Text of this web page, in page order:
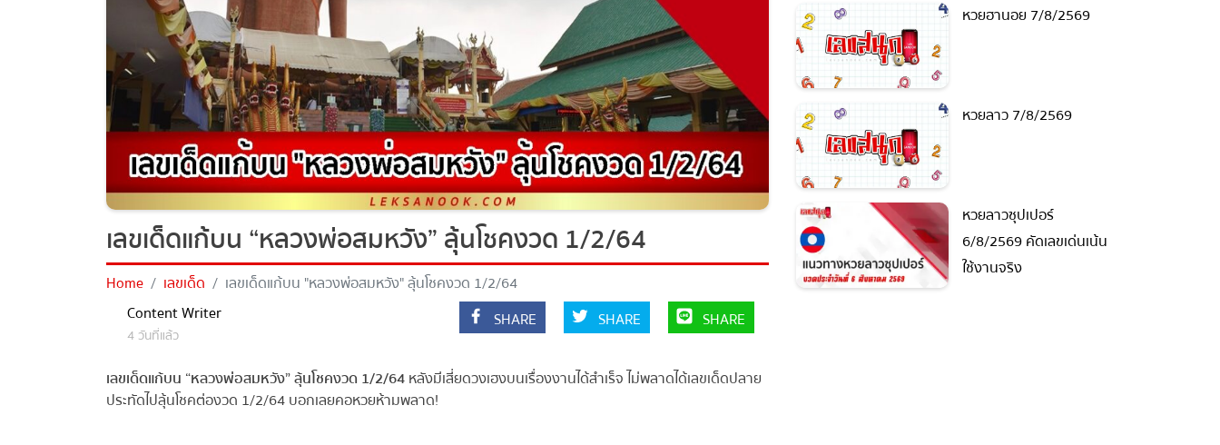
เลขเด็ดแก้บน “หลวงพ่อสมหวัง” ลุ้นโชคงวด 1/2/64
Home เลขเด็ด
เลขเด็ดแก้บน "หลวงพ่อสมหวัง" ลุ้นโชคงวด 1/2/64
Content Writer
4 วันที่แล้ว
SHARE SHARE SHARE
เลขเด็ดแก้บน “หลวงพ่อสมหวัง” ลุ้นโชคงวด 1/2/64หลังมีเสี่ยดวงเฮงบนเรื่องงานได้สำเร็จ ไม่พลาดได้เลขเด็ดปลาย
ประทัดไปลุ้นโชคต่องวด 1/2/64 บอกเลยคอหวยห้ามพลาด!
หวยฮานอย 7/8/2569
หวยลาว 7/8/2569
หวยลาวซุปเปอร์
6/8/2569 คัดเลขเด่นเน้น
ใช้งานจริง